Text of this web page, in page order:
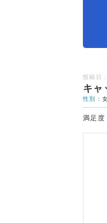
投稿日
キャ
性別：
満足度